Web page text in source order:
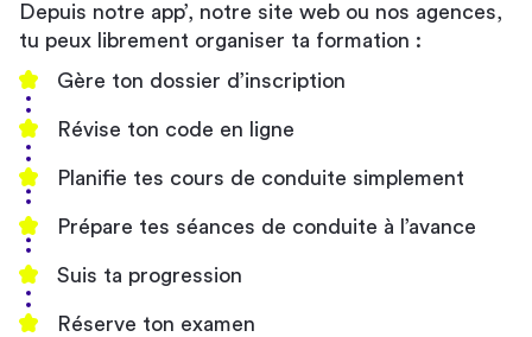
Depuis notre app’, notre site web ou nos agences,
tu peux librement organiser ta formation :
Gère ton dossier d’inscription
Révise ton code en ligne
Planifie tes cours de conduite simplement
Prépare tes séances de conduite à l’avance
Suis ta progression
Réserve ton examen